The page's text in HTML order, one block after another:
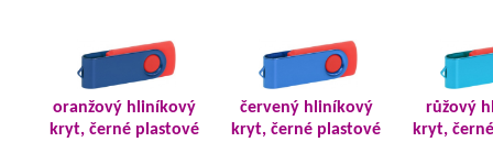
oranžový hliníkový
kryt, černé plastové
červený hliníkový
kryt, černé plastové
růžový
kryt,